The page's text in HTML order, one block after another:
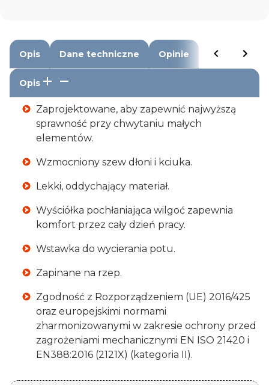
Opis Dane techniczne Opinie
Opis
Zaprojektowane, aby zapewnić najwyższą
sprawność przy chwytaniu małych
elementów.
Wzmocniony szew dłoni i kciuka.
Lekki, oddychający materiał.
Wyściółka pochłaniająca wilgoć zapewnia
komfort przez cały dzień pracy.
Wstawka do wycierania potu.
Zapinane na rzep.
Zgodność z Rozporządzeniem (UE) 2016/425
oraz europejskimi normami
zharmonizowanymi w zakresie ochrony przed
zagrożeniami mechanicznymi EN ISO 21420 i
EN388:2016 (2121X) (kategoria II).